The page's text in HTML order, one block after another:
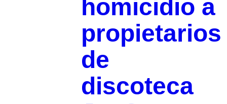
homicidio a
propietarios
de
discoteca